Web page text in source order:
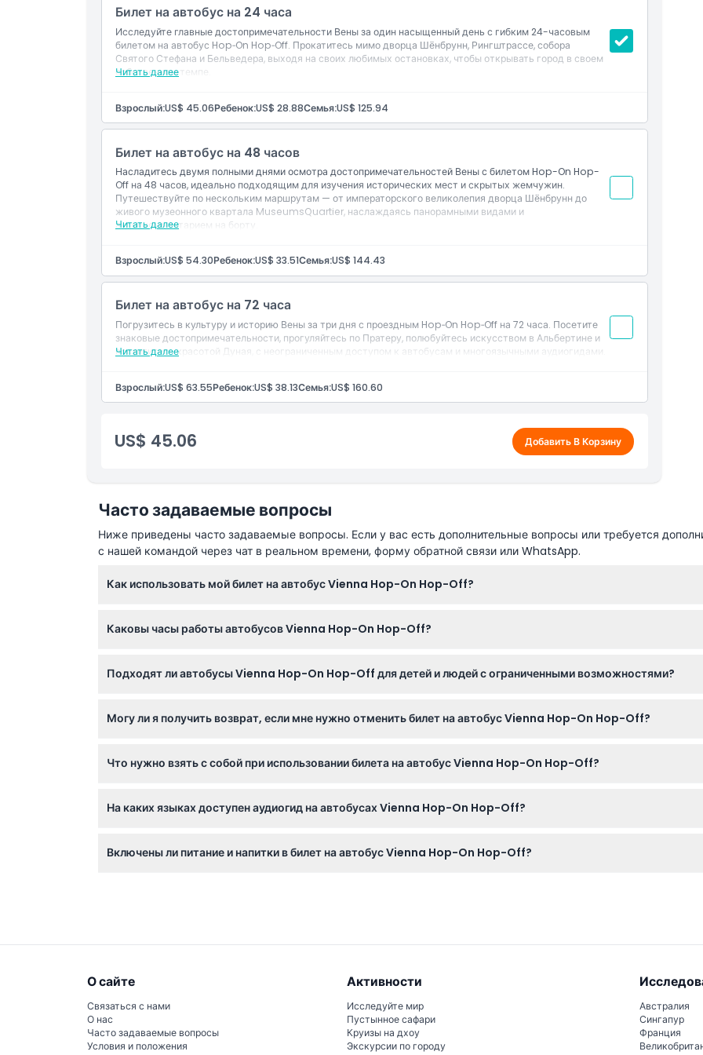
Вещи, которые нужно знать
Местоположение
Как воспользоваться
Политика отмены
Билет на автобус на 24 часа
Исследуйте главные достопримечательности Вены за один насыщенный день с гибким 24-часовым
билетом на автобус Hop‑On Hop‑Off. Прокатитесь мимо дворца Шёнбрунн, Рингштрассе, собора
Святого Стефана и Бельведера, выходя на своих любимых остановках, чтобы открывать город в своем
собственном темпе.
Читать далее
Взрослый:US$ 45.06Ребенок:US$ 28.88Семья:US$ 125.94
Билет на автобус на 48 часов
Насладитесь двумя полными днями осмотра достопримечательностей Вены с билетом Hop-On Hop-
Off на 48 часов, идеально подходящим для изучения исторических мест и скрытых жемчужин.
Путешествуйте по нескольким маршрутам — от императорского великолепия дворца Шёнбрунн до
живого музеонного квартала MuseumsQuartier, наслаждаясь панорамными видами и
аудиокомментарием на борту.
Читать далее
Взрослый:US$ 54.30Ребенок:US$ 33.51Семья:US$ 144.43
Билет на автобус на 72 часа
Погрузитесь в культуру и историю Вены за три дня с проездным Hop‑On Hop‑Off на 72 часа. Посетите
знаковые достопримечательности, прогуляйтесь по Пратеру, полюбуйтесь искусством в Альбертине и
восхититесь красотой Дуная, с неограниченным доступом к автобусам и многоязычными аудиогидами.
Читать далее
Взрослый:US$ 63.55Ребенок:US$ 38.13Семья:US$ 160.60
US$ 45.06 Добавить В Корзину
Часто задаваемые вопросы
Ниже приведены часто задаваемые вопросы. Если у вас есть дополнительные вопросы или требуется
с нашей командой через чат в реальном времени, форму обратной связи или WhatsApp.
Как использовать мой билет на автобус Vienna Hop-On Hop-Off?
любой остановке для осмотра достопримечательностей и затем садиться на следующий автобус, когда
Каковы часы работы автобусов Vienna Hop-On Hop-Off?
время бронирования здесь для самой свежей информации (расписание может изменяться — пожалуйста,
Подходят ли автобусы Vienna Hop-On Hop-Off для детей и людей с ограниченными возможностями?
Автобусы оборудованы для детских колясок и инвалидных колясок, что позволяет всем комфортно
Могу ли я получить возврат, если мне нужно отменить билет на автобус Vienna Hop-On Hop-Off?
отменили билет через наш сайт до истечения срока.
Что нужно взять с собой при использовании билета на автобус Vienna Hop-On Hop-Off?
будете выходить из автобуса для осмотра достопримечательностей.
На каких языках доступен аудиогид на автобусах Vienna Hop-On Hop-Off?
португальский, японский, турецкий, итальянский, румынский, нидерландский, чешский, венгерский и
Включены ли питание и напитки в билет на автобус Vienna Hop-On Hop-Off?
О сайте
Связаться с нами
О нас
Часто задаваемые вопросы
Условия и положения
Активности
Исследуйте мир
Пустынное сафари
Круизы на дхоу
Экскурсии по городу
Австралия
Сингапур
Франция